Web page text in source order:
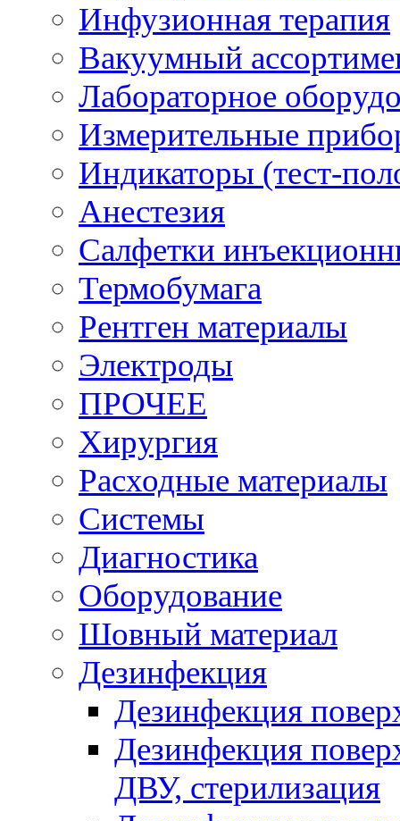
Инфузионная терапия
Вакуумный
Лабораторное
Измерительные
Индикаторы (тест-
Анестезия
Салфетки
Термобумага
Рентген материалы
Электроды
ПРОЧЕЕ
Хирургия
Расходные материалы
Системы
Диагностика
Оборудование
Шовный материал
Дезинфекция
Дезинфекция
Дезинфекция
ДВУ, стерилизация